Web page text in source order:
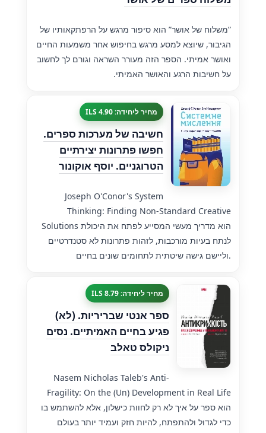
”משלוח של אושר” הוא סיפור מרגש על הרפתקאותיו של
הגיבור, שיוצא למסע מרגש בחיפוש אחר משמעות החיים
ואושר אמיתי. הספר הזה מעורר השראה וגורם לך לחשוב
על חשיבות הרגע והאושר האמיתי.
מחיר ליחידה: 4.90 ILS
חשיבה של מערכות ספרים.
חפשו פתרונות יצירתיים
הטרוגניים. יוסף אוקונור
Joseph O'Conor's System
Thinking: Finding Non-Standard Creative
Solutions הוא מדריך מעשי המסייע לפתח את היכולת
לנתח בעיות מורכבות, לזהות פתרונות לא סטנדרטיים
וליישם גישה שיטתית לתחומים שונים בחיים.
מחיר ליחידה: 8.79 ILS
ספר אנטי שבריריות. (לא)
פגיע בחיים האמיתיים. נסים
ניקולס טאלב
Nasem Nicholas Taleb's Anti-
Fragility: On the (Un) Development in Real Life
הוא ספר על איך לא רק לחוות כישלון, אלא להשתמש בו
כדי לגדול ולהתפתח, להיות חזק ועמיד יותר בעולם